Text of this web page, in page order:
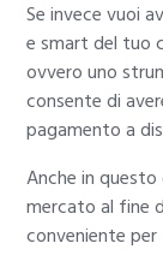
Se invece vuoi
e smart del tuo
ovvero uno
consente di
pagamento a
Anche in
mercato al fine
conveniente per